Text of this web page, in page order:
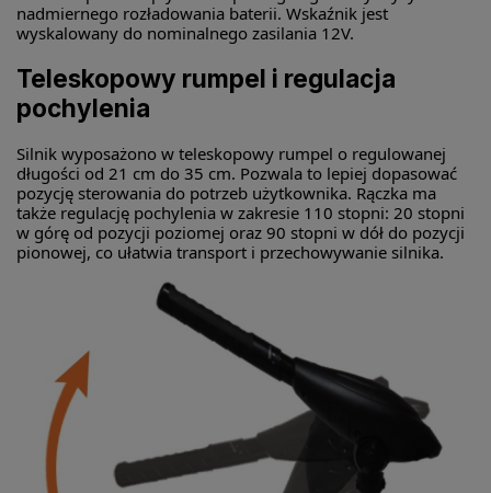
nadmiernego rozładowania baterii. Wskaźnik jest
wyskalowany do nominalnego zasilania 12V.
Teleskopowy rumpel i regulacja
pochylenia
Silnik wyposażono w teleskopowy rumpel o regulowanej
długości od 21 cm do 35 cm. Pozwala to lepiej dopasować
pozycję sterowania do potrzeb użytkownika. Rączka ma
także regulację pochylenia w zakresie 110 stopni: 20 stopni
w górę od pozycji poziomej oraz 90 stopni w dół do pozycji
pionowej, co ułatwia transport i przechowywanie silnika.